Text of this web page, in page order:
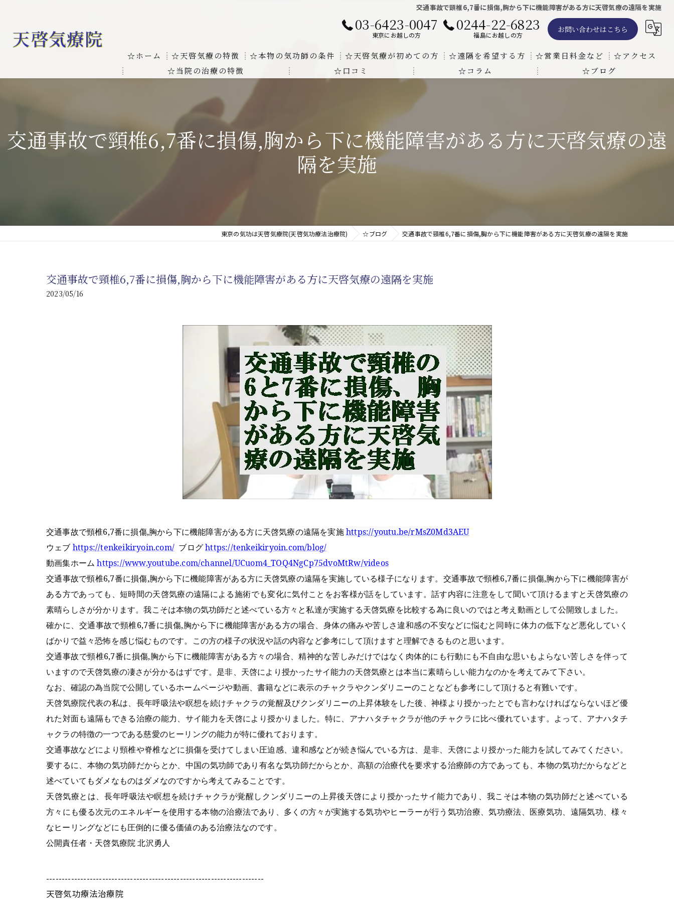
交通事故で頸椎6,7番に損傷,胸から下に機能障害がある方に天啓気療の遠隔を実施
03-6423-0047
東京にお越しの方
0244-22-6823
福島にお越しの方
お問い合わせはこちら
☆ホーム ☆天啓気療の特徴
お客様の質問に対する回答
天啓気療に関する書籍
本物の気功師にも優るサイ能力の凄さ
☆本物の気功師の条件
クンダリニーの上昇でチャクラの覚醒
☆天啓気療が初めての方 ☆遠隔を希望する方 ☆営業日料金など ☆アクセス
☆当院の治療の特徴
線維筋痛症が天啓気療により奇跡的な寛解
難病の疾患
心臓の疾患
腎臓の疾患
☆口コミ ☆コラム ☆ブログ
交通事故で頸椎6,7番に損傷,胸から下に機能障害がある方に天啓気療の遠
隔を実施
東京の気功は天啓気療院(天啓気功療法治療院) ☆ブログ 交通事故で頸椎6,7番に損傷,胸から下に機能障害がある方に天啓気療の遠隔を実施
交通事故で頸椎6,7番に損傷,胸から下に機能障害がある方に天啓気療の遠隔を実施
2023/05/16
交通事故で頸椎6,7番に損傷,胸から下に機能障害がある方に天啓気療の遠隔を実施https://youtu.be/rMsZ0Md3AEU
ウェブ https://tenkeikiryoin.com/ ブログhttps://tenkeikiryoin.com/blog/
動画集ホームhttps://www.youtube.com/channel/UCuom4_TOQ4NgCp75dvoMtRw/videos
交通事故で頸椎6,7番に損傷,胸から下に機能障害がある方に天啓気療の遠隔を実施している様子になります。 交通事故で頸椎6,7番に損傷,胸から下に機能障害が
ある方であっても、短時間の天啓気療の遠隔による施術でも変化に気付ことをお客様が話をしています。話す内容に注意をして聞いて頂けるますと天啓気療の
素晴らしさが分かります。我こそは本物の気功師だと述べている方々と私達が実施する天啓気療を比較する為に良いのではと考え動画として公開致しました。
確かに、 交通事故で頸椎6,7番に損傷,胸から下に機能障害がある方の場合、身体の痛みや苦しさ違和感の不安などに悩むと同時に体力の低下など悪化していく
ばかりで益々恐怖を感じ悩むものです。この方の様子の状況や話の内容など参考にして頂けますと理解できるものと思います。
交通事故で頸椎6,7番に損傷,胸から下に機能障害がある方々の場合、精神的な苦しみだけではなく肉体的にも行動にも不自由な思いもよらない苦しさを伴って
いますので天啓気療の凄さが分かるはずです。是非、天啓により授かったサイ能力の天啓気療とは本当に素晴らしい能力なのかを考えてみて下さい。
なお、確認の為当院で公開しているホームページや動画、書籍などに表示のチャクラやクンダリニーのことなども参考にして頂けると有難いです。
天啓気療院代表の私は、長年呼吸法や瞑想を続けチャクラの覚醒及びクンダリニーの上昇体験をした後、神様より授かったとでも言わなければならないほど優
れた対面も遠隔もできる治療の能力、サイ能力を天啓により授かりました。特に、アナハタチャクラが他のチャクラに比べ優れています。よって、アナハタチ
ャクラの特徴の一つである慈愛のヒーリングの能力が特に優れております。
交通事故などにより頸椎や脊椎などに損傷を受けてしまい圧迫感、違和感などが続き悩んでいる方は、是非、天啓により授かった能力を試してみてください。
要するに、本物の気功師だからとか、中国の気功師であり有名な気功師だからとか、高額の治療代を要求する治療師の方であっても、本物の気功だからなどと
述べていてもダメなものはダメなのですから考えてみることです。
天啓気療とは、長年呼吸法や瞑想を続けチャクラが覚醒しクンダリニーの上昇後天啓により授かったサイ能力であり、我こそは本物の気功師だと述べている
方々にも優る次元のエネルギーを使用する本物の治療法であり、多くの方々が実施する気功やヒーラーが行う気功治療、気功療法、医療気功、遠隔気功、様々
なヒーリングなどにも圧倒的に優る価値のある治療法なのです。
公開責任者・天啓気療院 北沢勇人
----------------------------------------------------------------------
天啓気功療法治療院